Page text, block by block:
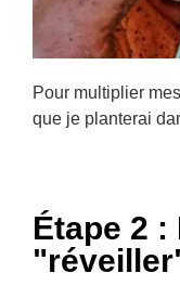
Pour multiplier
que je planterai
Étape 2